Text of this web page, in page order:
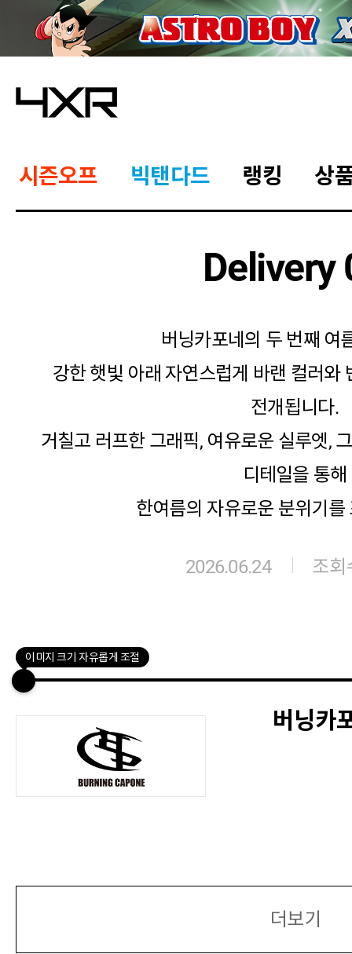
시즌오프 빅탠다드 랭킹 상
Delivery
버닝카포네의 두 번째 여
강한 햇빛 아래 자연스럽게 바랜 컬러와
전개됩니다.
거칠고 러프한 그래픽, 여유로운 실루엣,
디테일을 통해
한여름의 자유로운 분위기를
2026.06.24 조회
이미지 크기 자유롭게 조절
버닝카
더보기